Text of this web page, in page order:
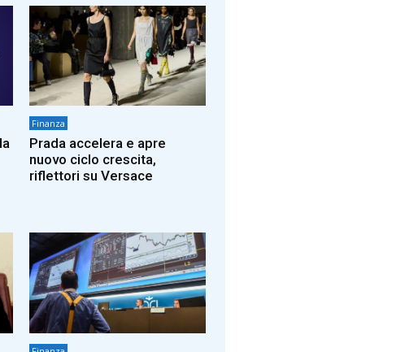
Finanza
Prada accelera e apre
nuovo ciclo crescita,
riflettori su Versace